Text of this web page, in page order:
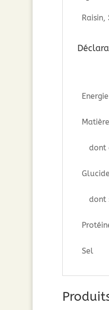
Raisin,
Energie
dont
dont
Sel